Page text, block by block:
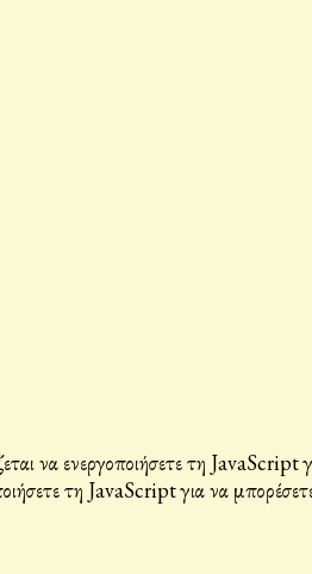
να ενεργοποιήσετε τη JavaScript
τη JavaScript για να